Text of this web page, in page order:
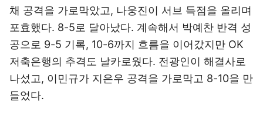
채 공격을 가로막았고, 나웅진이 서브 득점을 올리며
포효했다. 8-5로 달아났다. 계속해서 박예찬 반격 성
공으로 9-5 기록, 10-6까지 흐름을 이어갔지만 OK
저축은행의 추격도 날카로웠다. 전광인이 해결사로
나섰고, 이민규가 지은우 공격을 가로막고 8-10을 만
들었다.